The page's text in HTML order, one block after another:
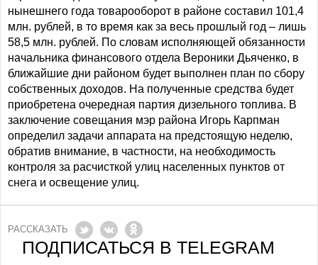
нынешнего года товарооборот в районе составил 101,4
млн. рублей, в то время как за весь прошлый год – лишь
58,5 млн. рублей. По словам исполняющей обязанности
начальника финансового отдела Вероники Дьяченко, в
ближайшие дни районом будет выполнен план по сбору
собственных доходов. На полученные средства будет
приобретена очередная партия дизельного топлива. В
заключение совещания мэр района Игорь Карпман
определил задачи аппарата на предстоящую неделю,
обратив внимание, в частности, на необходимость
контроля за расчисткой улиц населенных пунктов от
снега и освещение улиц.
РАССКАЗАТЬ
ПОДПИСАТЬСЯ В TELEGRAM